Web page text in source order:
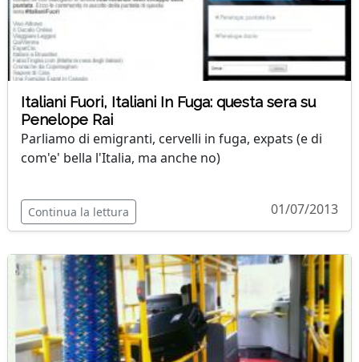
Italiani Fuori, Italiani In Fuga: questa sera su
Penelope Rai
Parliamo di emigranti, cervelli in fuga, expats (e di
com'e' bella l'Italia, ma anche no)
Continua la lettura 01/07/2013